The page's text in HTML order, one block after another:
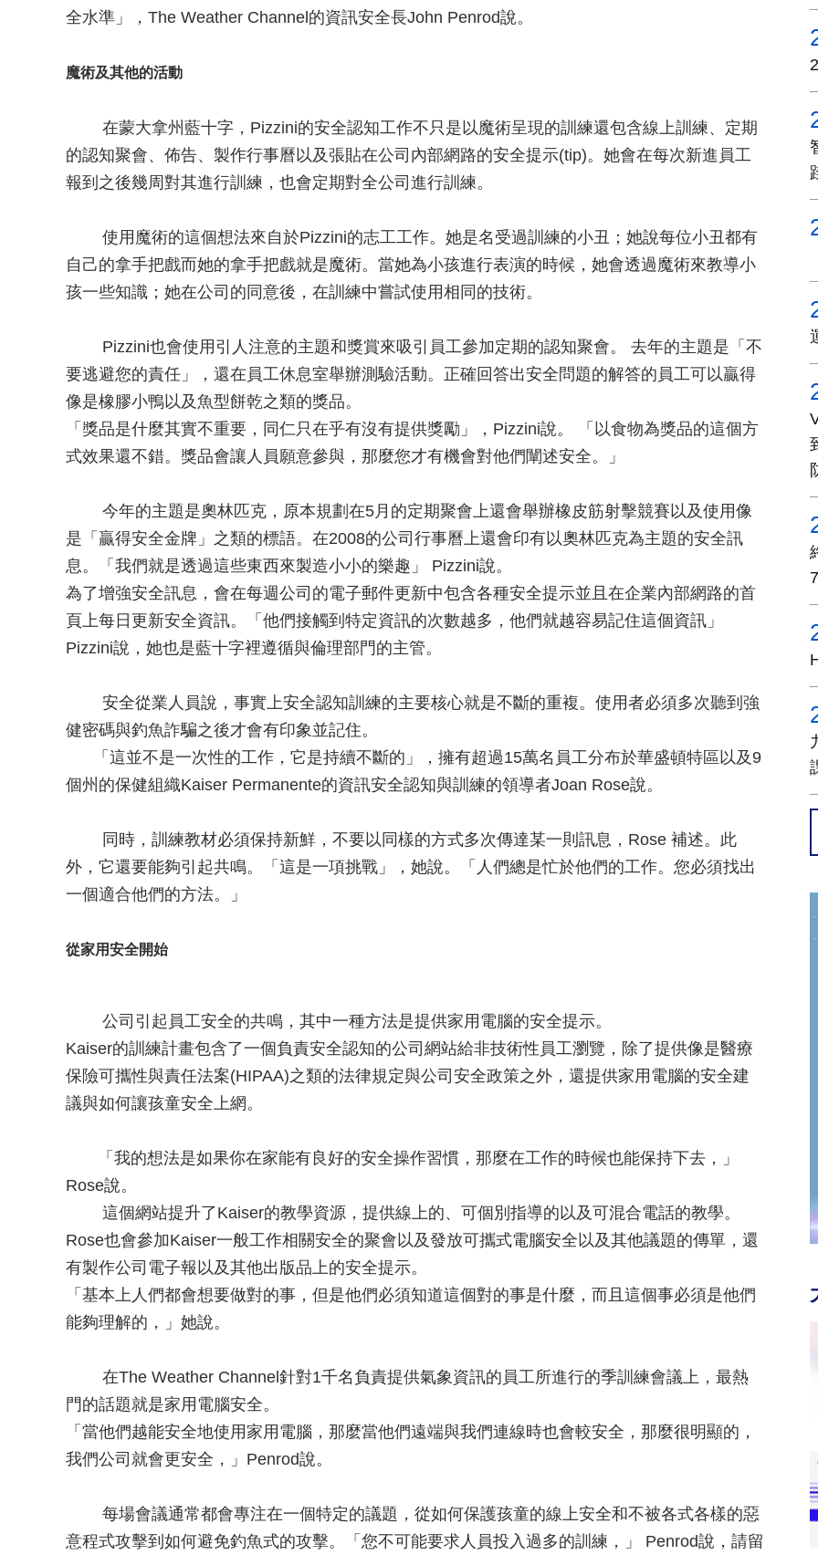
全水準」，The Weather Channel的資訊安全長John Penrod說。
魔術及其他的活動
在蒙大拿州藍十字，Pizzini的安全認知工作不只是以魔術呈現的訓練還包含線上訓練、定期
的認知聚會、佈告、製作行事曆以及張貼在公司內部網路的安全提示(tip)。她會在每次新進員工
報到之後幾周對其進行訓練，也會定期對全公司進行訓練。
使用魔術的這個想法來自於Pizzini的志工工作。她是名受過訓練的小丑；她說每位小丑都有
自己的拿手把戲而她的拿手把戲就是魔術。當她為小孩進行表演的時候，她會透過魔術來教導小
孩一些知識；她在公司的同意後，在訓練中嘗試使用相同的技術。
Pizzini也會使用引人注意的主題和獎賞來吸引員工參加定期的認知聚會。 去年的主題是「不
要逃避您的責任」，還在員工休息室舉辦測驗活動。正確回答出安全問題的解答的員工可以贏得
像是橡膠小鴨以及魚型餅乾之類的獎品。
「獎品是什麼其實不重要，同仁只在乎有沒有提供獎勵」，Pizzini說。 「以食物為獎品的這個方
式效果還不錯。獎品會讓人員願意參與，那麼您才有機會對他們闡述安全。」
今年的主題是奧林匹克，原本規劃在5月的定期聚會上還會舉辦橡皮筋射擊競賽以及使用像
是「贏得安全金牌」之類的標語。在2008的公司行事曆上還會印有以奧林匹克為主題的安全訊
息。「我們就是透過這些東西來製造小小的樂趣」 Pizzini說。
為了增強安全訊息，會在每週公司的電子郵件更新中包含各種安全提示並且在企業內部網路的首
頁上每日更新安全資訊。「他們接觸到特定資訊的次數越多，他們就越容易記住這個資訊」
Pizzini說，她也是藍十字裡遵循與倫理部門的主管。
安全從業人員說，事實上安全認知訓練的主要核心就是不斷的重複。使用者必須多次聽到強
健密碼與釣魚詐騙之後才會有印象並記住。
「這並不是一次性的工作，它是持續不斷的」，擁有超過15萬名員工分布於華盛頓特區以及9
個州的保健組織Kaiser Permanente的資訊安全認知與訓練的領導者Joan Rose說。
同時，訓練教材必須保持新鮮，不要以同樣的方式多次傳達某一則訊息，Rose 補述。此
外，它還要能夠引起共鳴。「這是一項挑戰」，她說。「人們總是忙於他們的工作。您必須找出
一個適合他們的方法。」
從家用安全開始
公司引起員工安全的共鳴，其中一種方法是提供家用電腦的安全提示。
Kaiser的訓練計畫包含了一個負責安全認知的公司網站給非技術性員工瀏覽，除了提供像是醫療
保險可攜性與責任法案(HIPAA)之類的法律規定與公司安全政策之外，還提供家用電腦的安全建
議與如何讓孩童安全上網。
「我的想法是如果你在家能有良好的安全操作習慣，那麼在工作的時候也能保持下去，」
Rose說。
這個網站提升了Kaiser的教學資源，提供線上的、可個別指導的以及可混合電話的教學。
Rose也會參加Kaiser一般工作相關安全的聚會以及發放可攜式電腦安全以及其他議題的傳單，還
有製作公司電子報以及其他出版品上的安全提示。
「基本上人們都會想要做對的事，但是他們必須知道這個對的事是什麼，而且這個事必須是他們
能夠理解的，」她說。
在The Weather Channel針對1千名負責提供氣象資訊的員工所進行的季訓練會議上，最熱
門的話題就是家用電腦安全。
「當他們越能安全地使用家用電腦，那麼當他們遠端與我們連線時也會較安全，那麼很明顯的，
我們公司就會更安全，」Penrod說。
每場會議通常都會專注在一個特定的議題，從如何保護孩童的線上安全和不被各式各樣的惡
意程式攻擊到如何避免釣魚式的攻擊。「您不可能要求人員投入過多的訓練，」 Penrod說，請留